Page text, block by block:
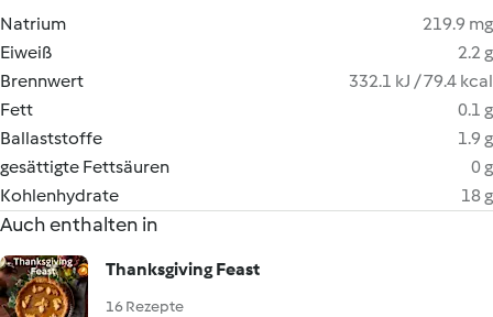
Natrium
219.9 mg
Eiweiß
2.2 g
Brennwert
332.1 kJ / 79.4 kcal
Fett
0.1 g
Ballaststoffe
1.9 g
gesättigte Fettsäuren
0 g
Kohlenhydrate
18 g
Auch enthalten in
Thanksgiving Feast
16 Rezepte